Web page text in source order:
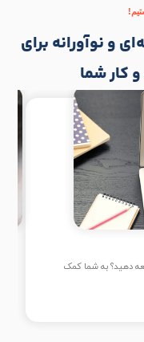
و نوآورانه برای
کار شما
دهید؟ به شما کمک